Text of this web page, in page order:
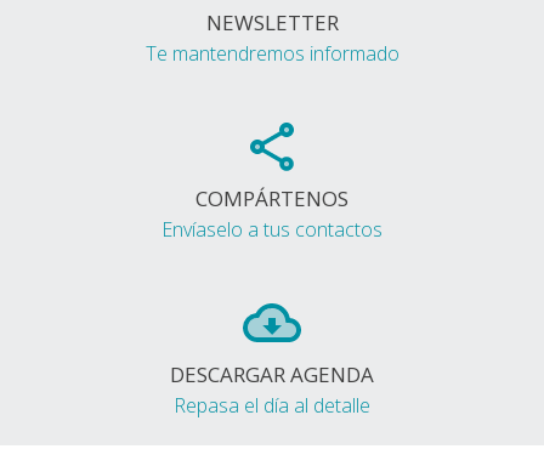
NEWSLETTER
Te mantendremos informado
COMPÁRTENOS
Envíaselo a tus contactos
DESCARGAR AGENDA
Repasa el día al detalle